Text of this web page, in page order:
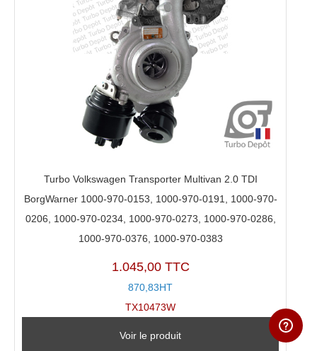
Turbo Volkswagen Transporter Multivan 2.0 TDI
BorgWarner 1000-970-0153, 1000-970-0191, 1000-970-
0206, 1000-970-0234, 1000-970-0273, 1000-970-0286,
1000-970-0376, 1000-970-0383
1.045,00 TTC
870,83HT
TX10473W
Voir le produit